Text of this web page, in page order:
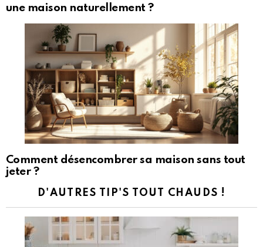
une maison naturellement ?
Comment désencombrer sa maison sans tout
jeter ?
D'AUTRES TIP'S TOUT CHAUDS !